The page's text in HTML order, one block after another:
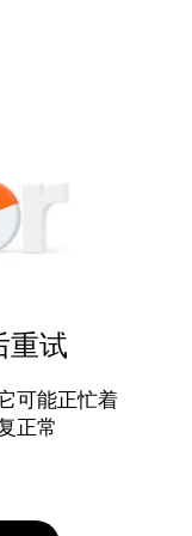
重试
可能正忙着
正常